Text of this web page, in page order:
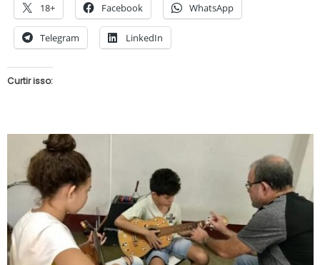
18+ Facebook WhatsApp
Telegram LinkedIn
Curtir isso: